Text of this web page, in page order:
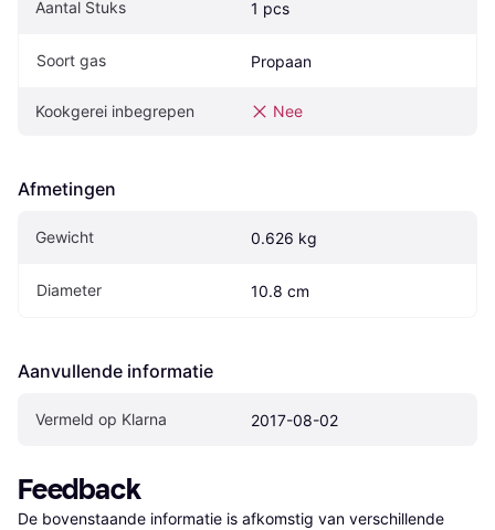
Aantal Stuks 1 pcs
Soort gas Propaan
Kookgerei inbegrepen Nee
Afmetingen
Gewicht 0.626 kg
Diameter 10.8 cm
Aanvullende informatie
Vermeld op Klarna 2017-08-02
Feedback
De bovenstaande informatie is afkomstig van verschillende